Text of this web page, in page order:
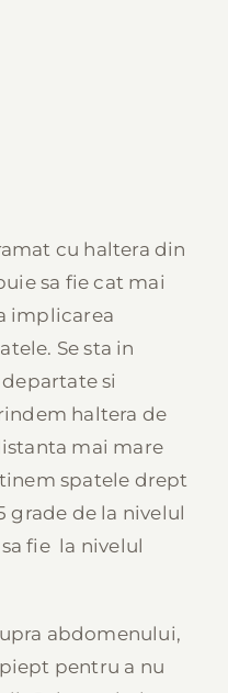
cu haltera din
sa fie cat mai
implicarea
Se sta in
si
haltera de
mai mare
spatele drept
grade de la nivelul
fie la nivelul
abdomenului,
pentru a nu